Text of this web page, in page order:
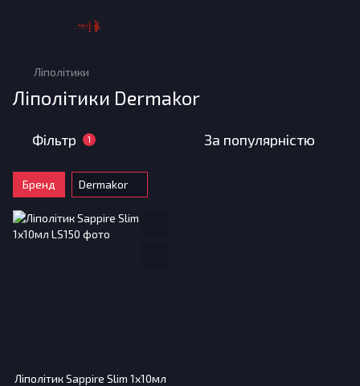
Ліполітики
Ліполітики Dermakor
Фільтр 1 За популярністю
Бренд Dermakor
Ліполітик Sappire Slim 1х10мл